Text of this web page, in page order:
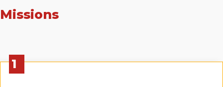
Missions
1